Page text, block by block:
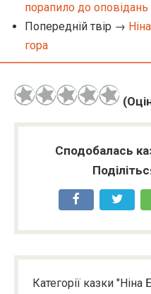
порапило до оповідань
Попередній твір →
гора
Сподобалась
Категорії казки